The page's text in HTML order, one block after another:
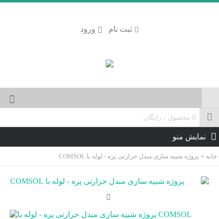
ورود ثبت نام
0 محصول - رایگان
نمایش منو
خانه پروژه شبیه سازی مبدل حرارتی پره - لوله با COMSOL